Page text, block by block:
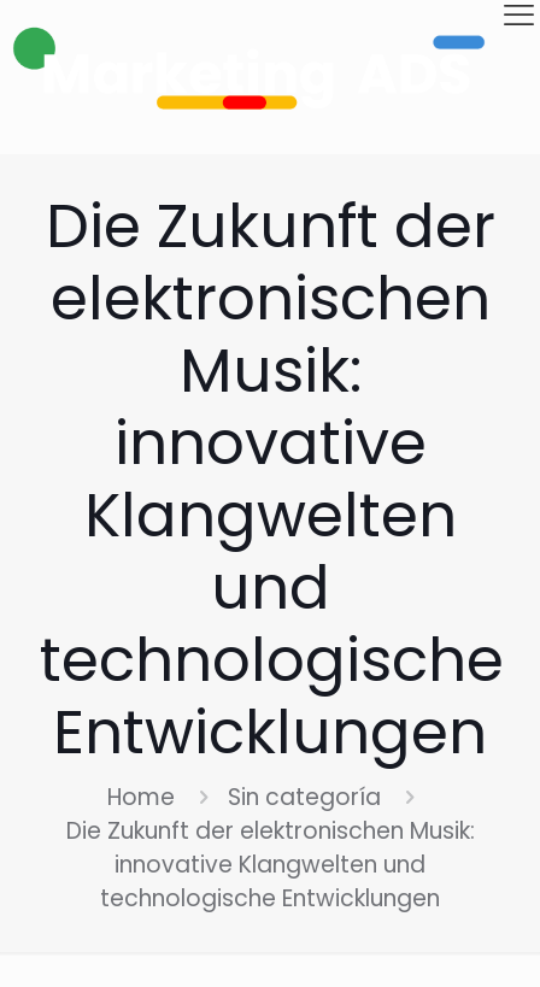
Die Zukunft der
elektronischen
Musik:
innovative
Klangwelten
und
technologische
Entwicklungen
Home
Sin categoría
Die Zukunft der elektronischen Musik:
innovative Klangwelten und
technologische Entwicklungen